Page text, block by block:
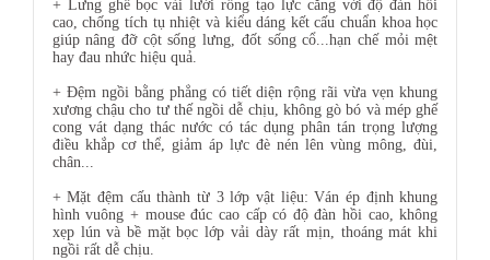
+ Lưng ghế bọc vải lưới rỗng tạo lực căng với độ đàn hồi
cao, chống tích tụ nhiệt và kiểu dáng kết cấu chuẩn khoa học
giúp nâng đỡ cột sống lưng, đốt sống cổ...hạn chế mỏi mệt
hay đau nhức hiệu quả.
+ Đệm ngồi bằng phẳng có tiết diện rộng rãi vừa vẹn khung
xương chậu cho tư thế ngồi dễ chịu, không gò bó và mép ghế
cong vát dạng thác nước có tác dụng phân tán trọng lượng
điều khắp cơ thể, giảm áp lực đè nén lên vùng mông, đùi,
chân...
+ Mặt đệm cấu thành từ 3 lớp vật liệu: Ván ép định khung
hình vuông + mouse đúc cao cấp có độ đàn hồi cao, không
xẹp lún và bề mặt bọc lớp vải dày rất mịn, thoáng mát khi
ngồi rất dễ chịu.